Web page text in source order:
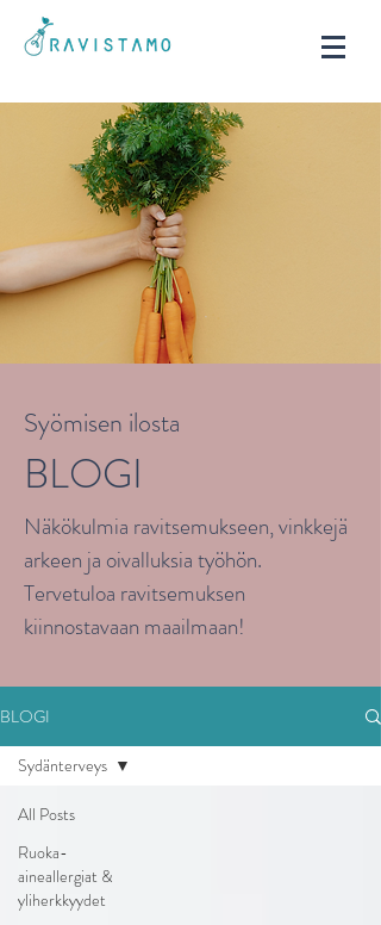
Syömisen ilosta
BLOGI
Näkökulmia ravitsemukseen, vinkkejä
arkeen ja oivalluksia työhön.
Tervetuloa ravitsemuksen
kiinnostavaan maailmaan!
BLOGI
All Posts
Ruoka-
aineallergiat &
yliherkkyydet
Sydänterveys